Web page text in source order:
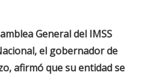
General del IMSS
el gobernador de
afirmó que su entidad se